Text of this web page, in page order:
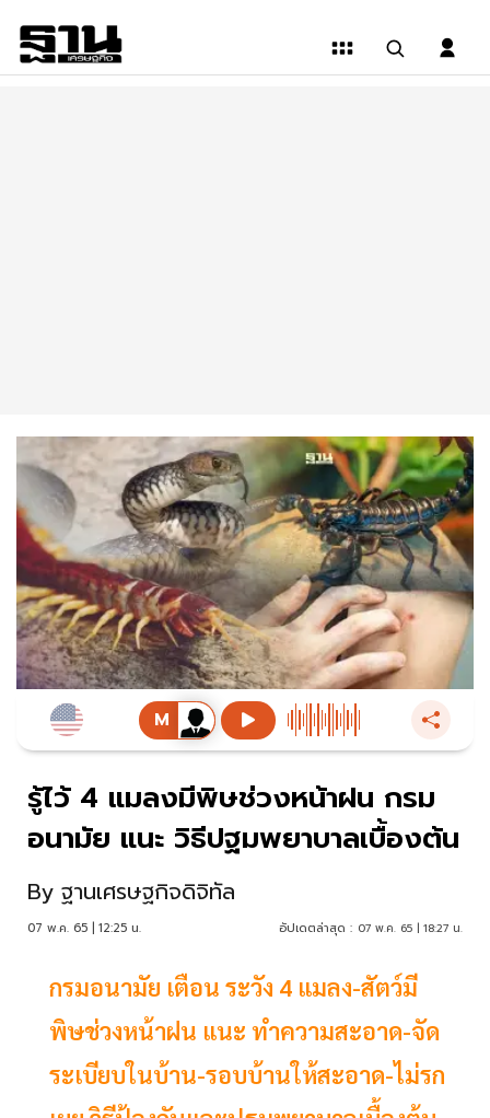
รู้ไว้ 4 แมลงมีพิษช่วงหน้าฝน กรม
อนามัย แนะ วิธีปฐมพยาบาลเบื้องต้น
By ฐานเศรษฐกิจดิจิทัล
07 พ.ค. 65 | 12:25 น. อัปเดตล่าสุด : 07 พ.ค. 65 | 18:27 น.
กรมอนามัย เตือน ระวัง 4 แมลง-สัตว์มี
พิษช่วงหน้าฝน แนะ ทำความสะอาด-จัด
ระเบียบในบ้าน-รอบบ้านให้สะอาด-ไม่รก